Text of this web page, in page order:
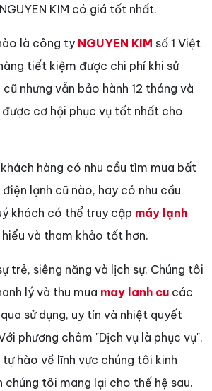
KIM có giá tốt nhất.
là công ty NGUYEN KIM số 1 Việt
tiết kiệm được chi phí khi sử
nhưng vẫn bảo hành 12 tháng và
cơ hội phục vụ tốt nhất cho
hàng có nhu cầu tìm mua bất
lạnh cũ nào, hay có nhu cầu
khách có thể truy cập máy lạnh
và tham khảo tốt hơn.
trẻ, siêng năng và lịch sự. Chúng tôi
lý và thu mua may lanh cu các
sử dụng, uy tín và nhiệt quyết
phương châm "Dịch vụ là phục vụ".
tự hào về lĩnh vực chúng tôi kinh
chúng tôi mang lại cho thế hệ sau.